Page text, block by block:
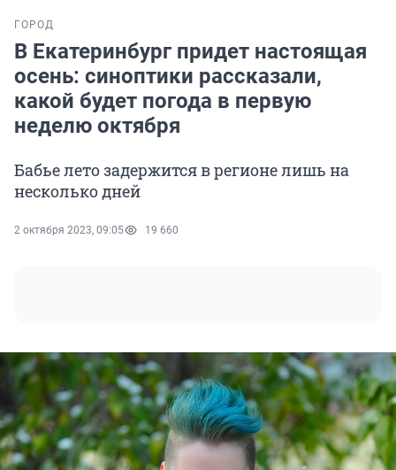
ГОРОД
В Екатеринбург придет настоящая
осень: синоптики рассказали,
какой будет погода в первую
неделю октября
Бабье лето задержится в регионе лишь на
несколько дней
2 октября 2023, 09:05 19 660